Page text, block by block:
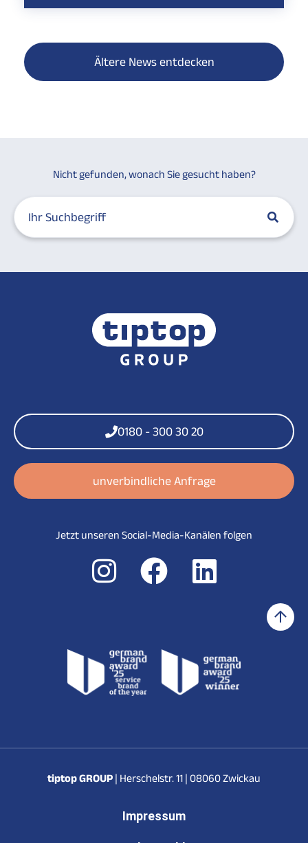
Ältere News entdecken
Nicht gefunden, wonach Sie gesucht haben?
0180 - 300 30 20
unverbindliche Anfrage
Jetzt unseren Social-Media-Kanälen folgen
tiptop GROUP | Herschelstr. 11 | 08060 Zwickau
Impressum